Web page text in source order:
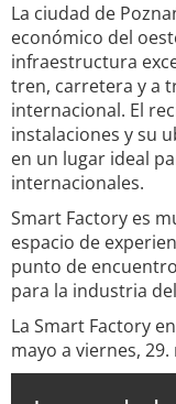
La ciudad de
económico del
infraestructura
tren, carretera y a
internacional. El
instalaciones y su
en un lugar ideal
internacionales.
Smart Factory es
espacio de
punto de
para la industria
La Smart Factory
mayo a viernes, 29.